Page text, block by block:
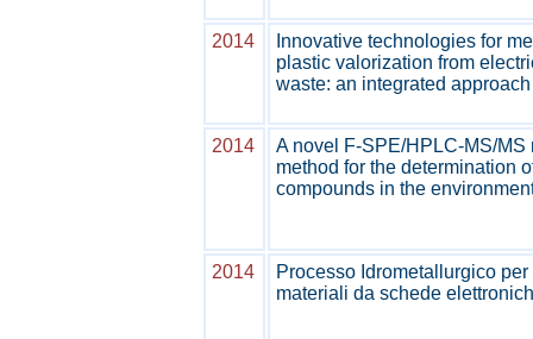
2014
Innovative technologies for
plastic valorization from
waste: an integrated approach
2014
A novel F-SPE/HPLC-MS/MS
method for the determination
compounds in the
2014
Processo Idrometallurgico
materiali da schede